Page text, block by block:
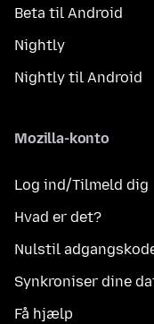
Beta til Android
Nightly
Nightly til Android
Mozilla-konto
Log ind/Tilmeld dig
Hvad er det?
Nulstil
Synkroniser dine
Få hjælp